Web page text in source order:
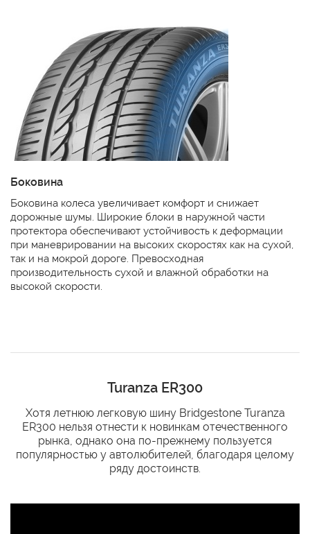
Боковина
Боковина колеса увеличивает комфорт и снижает
дорожные шумы. Широкие блоки в наружной части
протектора обеспечивают устойчивость к деформации
при маневрировании на высоких скоростях как на сухой,
так и на мокрой дороге. Превосходная
производительность сухой и влажной обработки на
высокой скорости.
Turanza ER300
Хотя летнюю легковую шину Bridgestone Turanza
ER300 нельзя отнести к новинкам отечественного
рынка, однако она по-прежнему пользуется
популярностью у автолюбителей, благодаря целому
ряду достоинств.